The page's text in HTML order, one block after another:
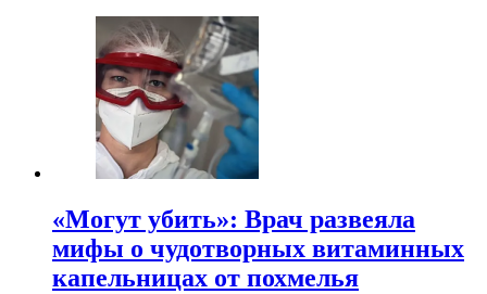
«Могут убить»: Врач развеяла
мифы о чудотворных витаминных
капельницах от похмелья